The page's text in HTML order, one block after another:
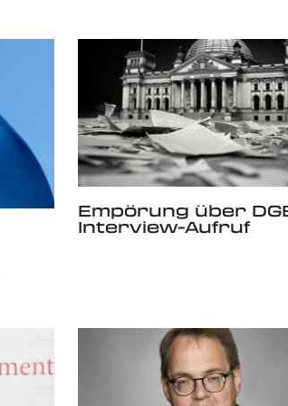
Empörung über
Interview-Aufruf